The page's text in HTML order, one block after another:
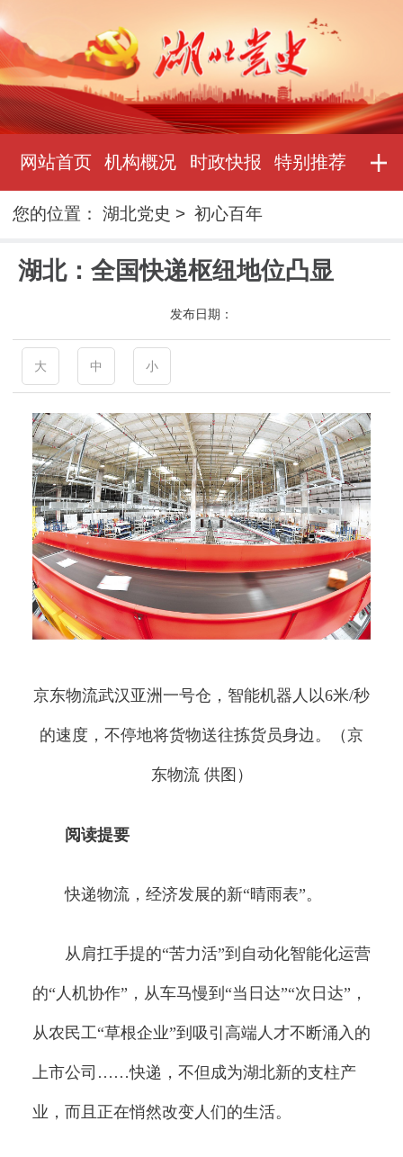
网站首页 机构概况 时政快报 特别推荐
您的位置：湖北党史 >初心百年
湖北：全国快递枢纽地位凸显
发布日期：
大 中 小
京东物流武汉亚洲一号仓，智能机器人以6米/秒
的速度，不停地将货物送往拣货员身边。（京
东物流 供图）
阅读提要
快递物流，经济发展的新“晴雨表”。
从肩扛手提的“苦力活”到自动化智能化运营
的“人机协作”，从车马慢到“当日达”“次日达”，
从农民工“草根企业”到吸引高端人才不断涌入的
上市公司……快递，不但成为湖北新的支柱产
业，而且正在悄然改变人们的生活。